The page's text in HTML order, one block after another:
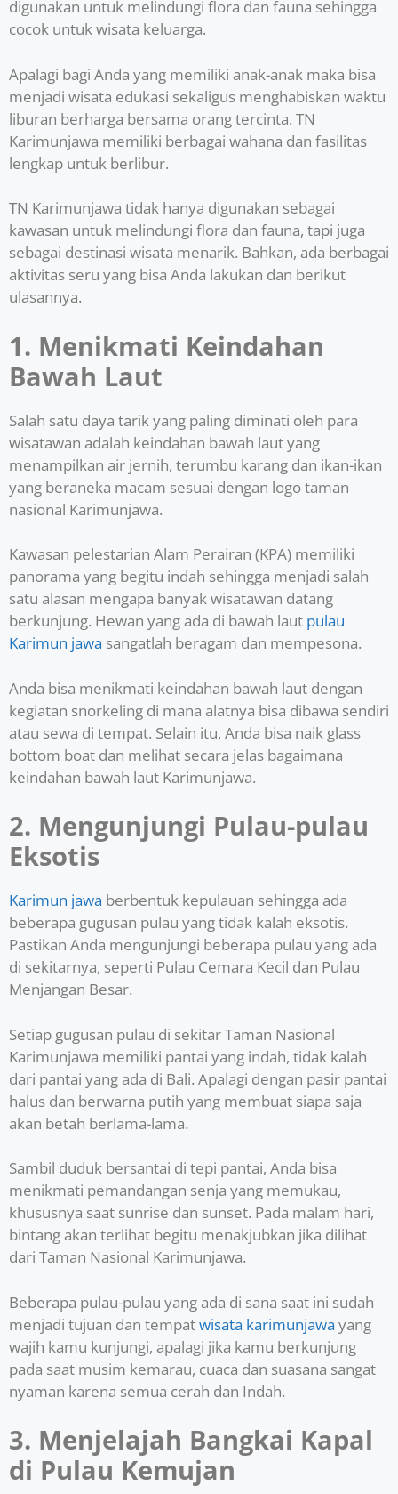
digunakan untuk melindungi flora dan fauna sehingga
cocok untuk wisata keluarga.
Apalagi bagi Anda yang memiliki anak-anak maka bisa
menjadi wisata edukasi sekaligus menghabiskan waktu
liburan berharga bersama orang tercinta. TN
Karimunjawa memiliki berbagai wahana dan fasilitas
lengkap untuk berlibur.
TN Karimunjawa tidak hanya digunakan sebagai
kawasan untuk melindungi flora dan fauna, tapi juga
sebagai destinasi wisata menarik. Bahkan, ada berbagai
aktivitas seru yang bisa Anda lakukan dan berikut
ulasannya.
1. Menikmati Keindahan
Bawah Laut
Salah satu daya tarik yang paling diminati oleh para
wisatawan adalah keindahan bawah laut yang
menampilkan air jernih, terumbu karang dan ikan-ikan
yang beraneka macam sesuai dengan logo taman
nasional Karimunjawa.
Kawasan pelestarian Alam Perairan (KPA) memiliki
panorama yang begitu indah sehingga menjadi salah
satu alasan mengapa banyak wisatawan datang
berkunjung. Hewan yang ada di bawah laut pulau
Karimun jawa sangatlah beragam dan mempesona.
Anda bisa menikmati keindahan bawah laut dengan
kegiatan snorkeling di mana alatnya bisa dibawa sendiri
atau sewa di tempat. Selain itu, Anda bisa naik glass
bottom boat dan melihat secara jelas bagaimana
keindahan bawah laut Karimunjawa.
2. Mengunjungi Pulau-pulau
Eksotis
Karimun jawa berbentuk kepulauan sehingga ada
beberapa gugusan pulau yang tidak kalah eksotis.
Pastikan Anda mengunjungi beberapa pulau yang ada
di sekitarnya, seperti Pulau Cemara Kecil dan Pulau
Menjangan Besar.
Setiap gugusan pulau di sekitar Taman Nasional
Karimunjawa memiliki pantai yang indah, tidak kalah
dari pantai yang ada di Bali. Apalagi dengan pasir pantai
halus dan berwarna putih yang membuat siapa saja
akan betah berlama-lama.
Sambil duduk bersantai di tepi pantai, Anda bisa
menikmati pemandangan senja yang memukau,
khususnya saat sunrise dan sunset. Pada malam hari,
bintang akan terlihat begitu menakjubkan jika dilihat
dari Taman Nasional Karimunjawa.
Beberapa pulau-pulau yang ada di sana saat ini sudah
menjadi tujuan dan tempatwisata karimunjawa yang
wajih kamu kunjungi, apalagi jika kamu berkunjung
pada saat musim kemarau, cuaca dan suasana sangat
nyaman karena semua cerah dan Indah.
3. Menjelajah Bangkai Kapal
di Pulau Kemujan